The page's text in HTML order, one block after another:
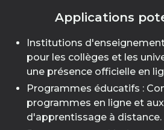
Applications
Institutions
pour les collèges et les
une présence officielle en
Programmes éducatifs :
programmes en ligne et
d'apprentissage à distance.